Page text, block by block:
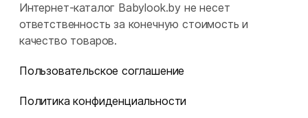
Интернет-каталог Babylook.by не несет
ответственность за конечную стоимость и
качество товаров.
Пользовательское соглашение
Политика конфиденциальности